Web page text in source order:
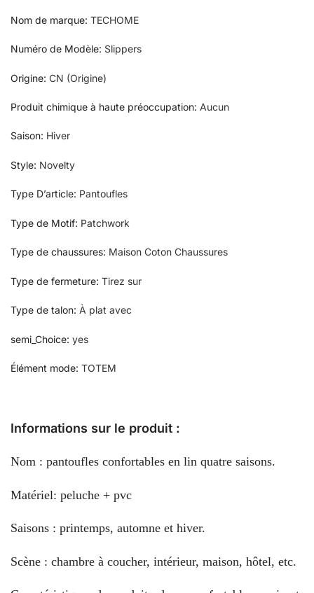
Nom de marque: TECHOME
Numéro de Modèle: Slippers
Origine: CN (Origine)
Produit chimique à haute préoccupation: Aucun
Saison: Hiver
Style: Novelty
Type D’article: Pantoufles
Type de Motif: Patchwork
Type de chaussures: Maison Coton Chaussures
Type de fermeture: Tirez sur
Type de talon: À plat avec
semi_Choice: yes
Élément mode: TOTEM
Informations sur le produit :
Nom : pantoufles confortables en lin quatre saisons.
Matériel: peluche + pvc
Saisons : printemps, automne et hiver.
Scène : chambre à coucher, intérieur, maison, hôtel, etc.